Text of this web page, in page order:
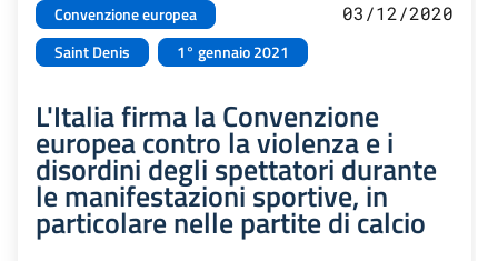
Convenzione europea
Saint Denis
1° gennaio 2021
03/12/2020
L'Italia firma la Convenzione
europea contro la violenza e i
disordini degli spettatori durante
le manifestazioni sportive, in
particolare nelle partite di calcio